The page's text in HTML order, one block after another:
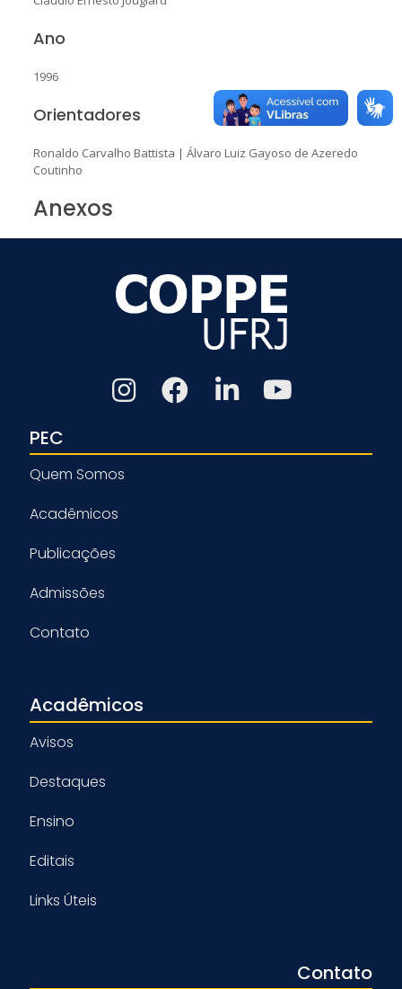
Ano
1996
Orientadores
Ronaldo Carvalho Battista | Álvaro Luiz Gayoso de Azeredo
Coutinho
Anexos
PEC
Quem Somos
Acadêmicos
Publicações
Admissões
Contato
Acadêmicos
Avisos
Destaques
Ensino
Editais
Links Úteis
Contato